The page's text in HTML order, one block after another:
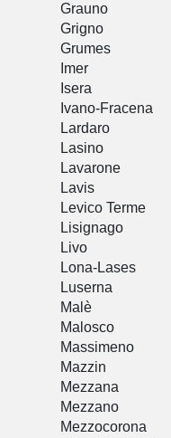
Grauno
Grigno
Grumes
Imer
Isera
Ivano-Fracena
Lardaro
Lasino
Lavarone
Lavis
Levico Terme
Lisignago
Livo
Lona-Lases
Luserna
Malè
Malosco
Massimeno
Mazzin
Mezzana
Mezzano
Mezzocorona